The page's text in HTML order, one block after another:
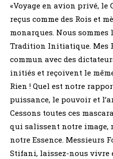
«Voyage en avion privé, le
reçus comme des Rois et
monarques. Nous
Tradition Initiatique. Mes
commun avec des
initiés et reçoivent le
Rien ! Quel est notre
puissance, le pouvoir et
Cessons toutes ces
qui salissent notre image,
notre Essence. Messieurs
Stifani, laissez-nous vivre